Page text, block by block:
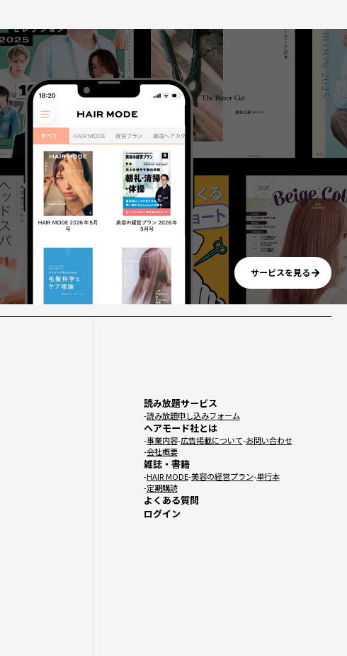
サービスを見る
読み放題サービス
読み放題申し込みフォーム
ヘアモード社とは
事業内容 広告掲載について お問い合わせ
会社概要
雑誌・書籍
HAIR MODE 美容の経営プラン 単行本
定期購読
よくある質問
ログイン